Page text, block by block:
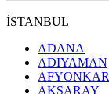
İSTANBUL
ADANA
ADIYAMAN
AKSARAY